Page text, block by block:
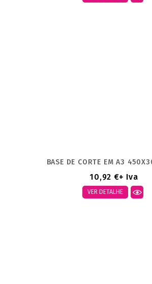
BASE DE CORTE EM A3
10,92 €+ Iva
VER DETALHE